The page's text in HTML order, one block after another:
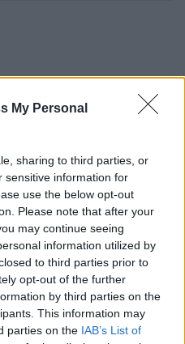
My Personal
sharing to third parties, or
sensitive information for
use the below opt-out
Please note that after your
may continue seeing
information utilized by
to third parties prior to
opt-out of the further
by third parties on the
This information may
parties on the IAB’s List of
, Αθήνα,συναυλία